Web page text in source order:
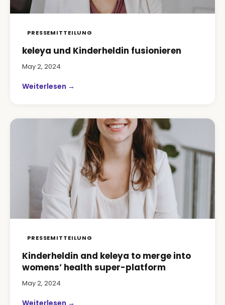
PRESSEMITTEILUNG
keleya und Kinderheldin fusionieren
May 2, 2024
Weiterlesen →
PRESSEMITTEILUNG
Kinderheldin and keleya to merge into
womens’ health super-platform
May 2, 2024
Weiterlesen →